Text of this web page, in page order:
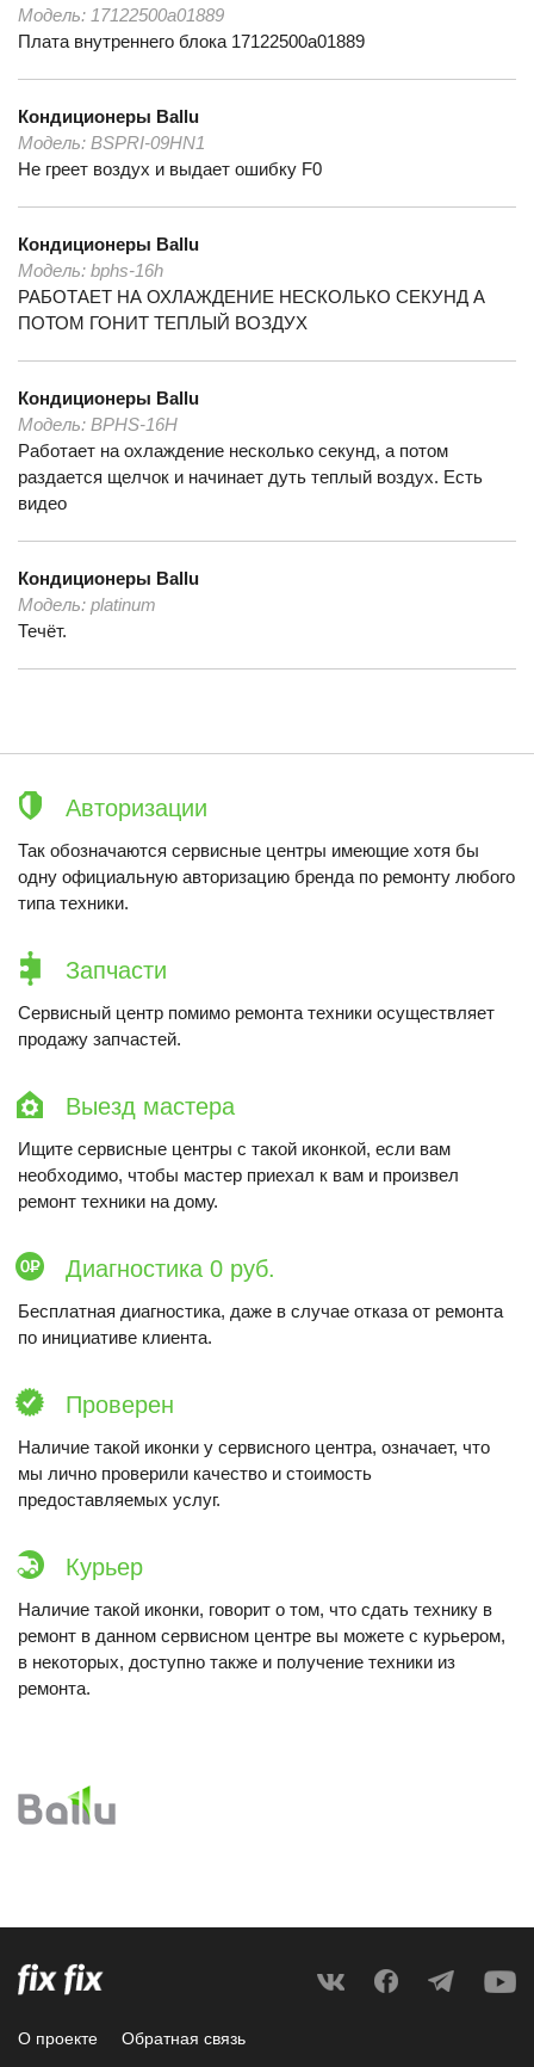
Модель: 17122500а01889
Плата внутреннего блока 17122500а01889
Кондиционеры Ballu
Модель: BSPRI-09HN1
Не греет воздух и выдает ошибку F0
Кондиционеры Ballu
Модель: bphs-16h
РАБОТАЕТ НА ОХЛАЖДЕНИЕ НЕСКОЛЬКО СЕКУНД А
ПОТОМ ГОНИТ ТЕПЛЫЙ ВОЗДУХ
Кондиционеры Ballu
Модель: BPHS-16H
Работает на охлаждение несколько секунд, а потом
раздается щелчок и начинает дуть теплый воздух. Есть
видео
Кондиционеры Ballu
Модель: platinum
Течёт.
Авторизации
Так обозначаются сервисные центры имеющие хотя бы
одну официальную авторизацию бренда по ремонту любого
типа техники.
Запчасти
Сервисный центр помимо ремонта техники осуществляет
продажу запчастей.
Выезд мастера
Ищите сервисные центры с такой иконкой, если вам
необходимо, чтобы мастер приехал к вам и произвел
ремонт техники на дому.
Диагностика 0 руб.
Бесплатная диагностика, даже в случае отказа от ремонта
по инициативе клиента.
Проверен
Наличие такой иконки у сервисного центра, означает, что
мы лично проверили качество и стоимость
предоставляемых услуг.
Курьер
Наличие такой иконки, говорит о том, что сдать технику в
ремонт в данном сервисном центре вы можете с курьером,
в некоторых, доступно также и получение техники из
ремонта.
О проекте Обратная связь